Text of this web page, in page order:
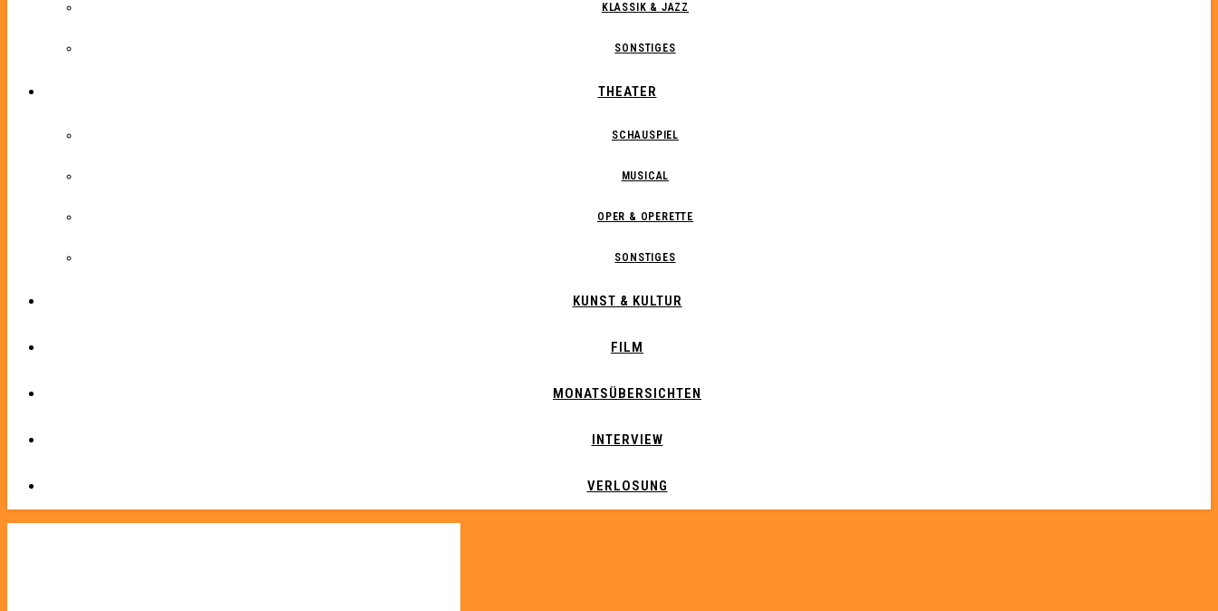
KLASSIK & JAZZ
SONSTIGES
THEATER
SCHAUSPIEL
MUSICAL
OPER & OPERETTE
SONSTIGES
KUNST & KULTUR
FILM
MONATSÜBERSICHTEN
INTERVIEW
VERLOSUNG